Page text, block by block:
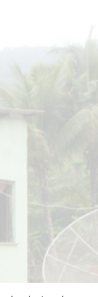
da
energia
Brasil
no primeiro